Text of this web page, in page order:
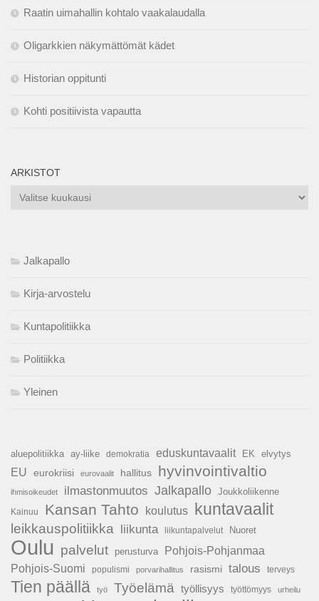
Raatin uimahallin kohtalo vaakalaudalla
Oligarkkien näkymättömät kädet
Historian oppitunti
Kohti positiivista vapautta
ARKISTOT
Arkistot
Jalkapallo
Kirja-arvostelu
Kuntapolitiikka
Politiikka
Yleinen
aluepolitiikka ay-liike demokratia eduskuntavaalit EK elvytys
EU eurokriisi eurovaalit hallitus hyvinvointivaltio
ihmisoikeudet ilmastonmuutos Jalkapallo Joukkoliikenne
Kainuu Kansan Tahto koulutus kuntavaalit
leikkauspolitiikka liikunta liikuntapalvelut Nuoret
Oulu palvelut perusturva
Pohjois-Pohjanmaa
Pohjois-Suomi
populismi porvarihallitus rasismi talous terveys
Tien päällä työ Työelämä työllisyys työttömyys urheilu